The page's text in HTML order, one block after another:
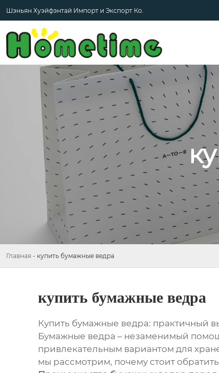
Шэньян Хуэйфэнтай Импорт и Экспорт Ко.
Главная - купить бумажные ведра
купить бумажные ведра
Купить бумажные ведра: практичный
Бумажные ведра – незаменимый
привлекательным вариантом для
мы рассмотрим, почему стоит